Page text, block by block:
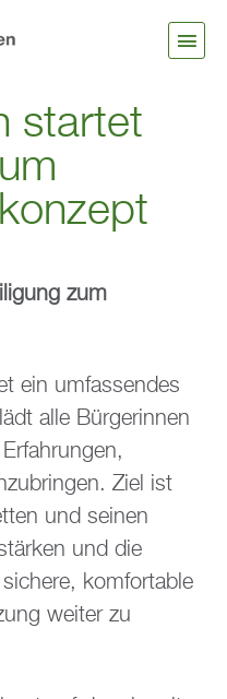
startet
zum
ein umfassendes
alle Bürgerinnen
Ziel ist
und seinen
und die
komfortable
weiter zu